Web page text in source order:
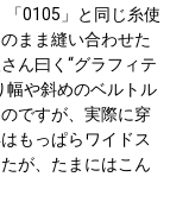
0105」と同じ糸使
まま縫い合わせた
ん曰く“グラフィテ
幅や斜めのベルトル
ですが、実際に穿
もっぱらワイドス
が、たまにはこん